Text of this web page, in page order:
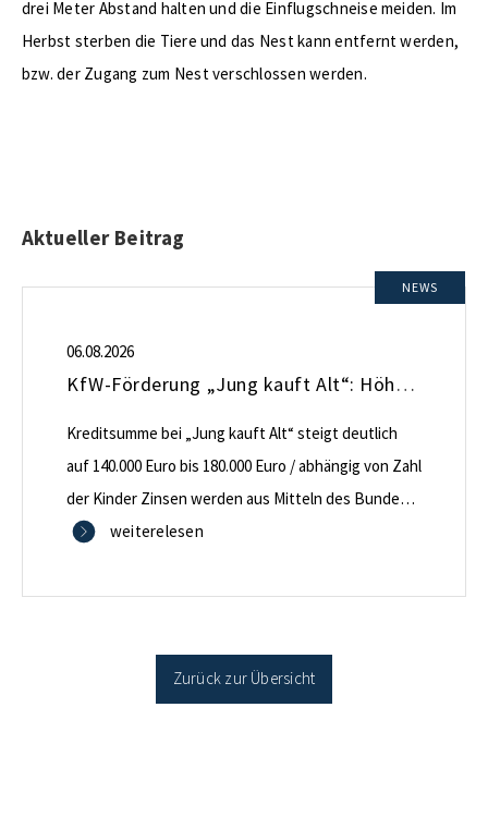
drei Meter Abstand halten und die Einflugschneise meiden. Im
Herbst sterben die Tiere und das Nest kann entfernt werden,
bzw. der Zugang zum Nest verschlossen werden.
Aktueller Beitrag
NEWS
06.08.2026
KfW-Förderung „Jung kauft Alt“: Höhere Kredite ab August 2026
Kreditsumme bei „Jung kauft Alt“ steigt deutlich
auf 140.000 Euro bis 180.000 Euro / abhängig von Zahl
der Kinder Zinsen werden aus Mitteln des Bundes
verbilligt: Heutiger Zins bei 0,53 Prozent effektiv bei
Antragstellende verpflichten sich zu energetischer
Sanierung in Einzelmaßnahmen […]
weiterelesen
Zurück zur Übersicht